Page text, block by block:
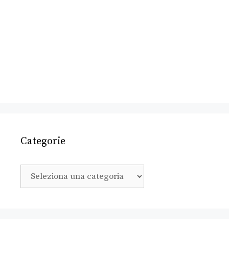
Categorie